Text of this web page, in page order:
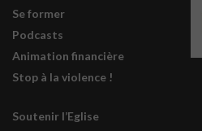
Se former
Podcasts
Animation financière
Stop à la violence !
Soutenir l’Eglise